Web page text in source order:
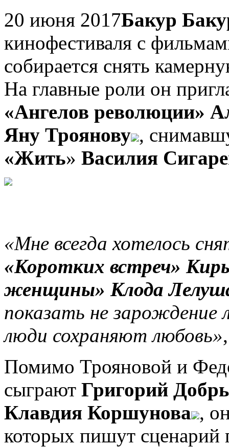
20 июня 2017Бaкур
кинофестиваля с
собирается снять
На главные роли он
«Ангелов революции»
Яну Троянову ,
«Жить» Василия
«Мне всегда хотелось
«Коротких встреч»
женщины» Клода
показать не зарождение
люди сохраняют любовь»
Помимо Трояновой и
сыграют Григорий
Клавдия Коршунова ,
которых пишут сценарий